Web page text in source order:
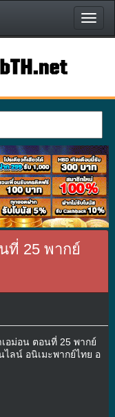
หน้า
แรก
ที่ 25 พากย์
อม่อน ตอนที่ 25 พากย์
ลน์ อนิเมะพากย์ไทย อ